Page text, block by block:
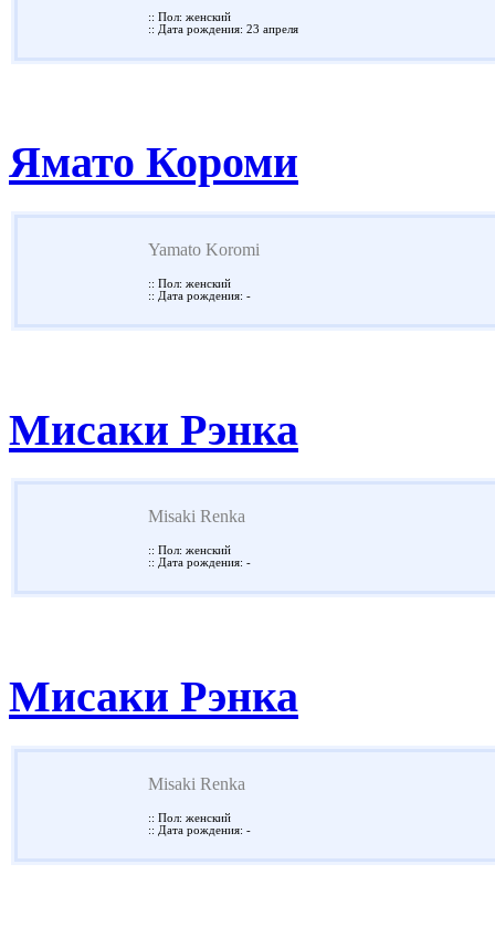
:: Пол: женский
:: Дата рождения: 23 апреля
Ямато Короми
Yamato Koromi
:: Пол: женский
:: Дата рождения: -
Мисаки Рэнка
Misaki Renka
:: Пол: женский
:: Дата рождения: -
Мисаки Рэнка
Misaki Renka
:: Пол: женский
:: Дата рождения: -